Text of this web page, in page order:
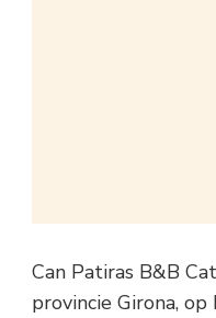
Can Patiras B&B
provincie Girona,